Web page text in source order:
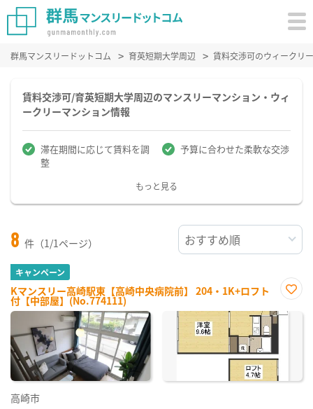
群馬マンスリードットコム 育英短期大学周辺 賃料交渉可のウィークリ
賃料交渉可/育英短期大学周辺のマンスリーマンション・ウィ
ークリーマンション情報
滞在期間に応じて賃料を調
整
予算に合わせた柔軟な交渉
もっと見る
8 件（1/1ページ）
キャンペーン
Kマンスリー高崎駅東【高崎中央病院前】 204・1K+ロフト
付【中部屋】(No.774111)
に入
高崎市